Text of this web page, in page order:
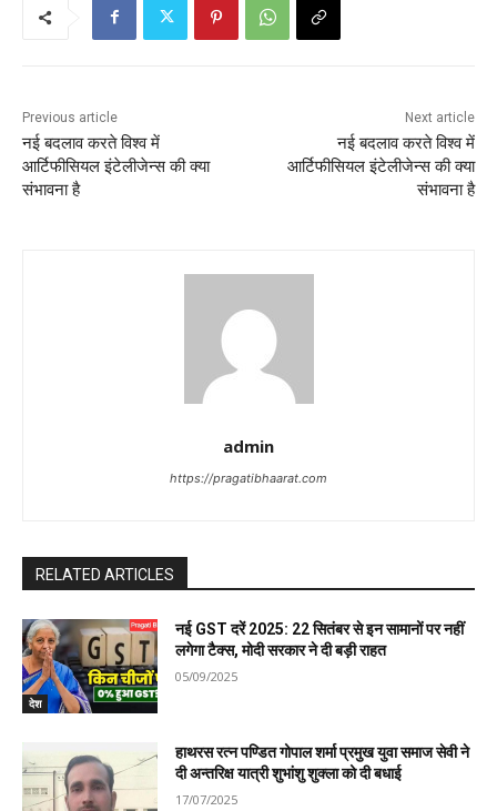
a
v
Previous article
नई बदलाव करते विश्व में
आर्टिफीसियल इंटेलीजेन्स की क्या
संभावना है
Next article
नई बदलाव करते विश्व में
आर्टिफीसियल इंटेलीजेन्स की क्या
संभावना है
admin
https://pragatibhaarat.com
RELATED ARTICLES
देश
नई GST दरें 2025: 22 सितंबर से इन सामानों पर नहीं
लगेगा टैक्स, मोदी सरकार ने दी बड़ी राहत
05/09/2025
हाथरस रत्न पण्डित गोपाल शर्मा प्रमुख युवा समाज सेवी ने
दी अन्तरिक्ष यात्री शुभांशु शुक्ला को दी बधाई
17/07/2025